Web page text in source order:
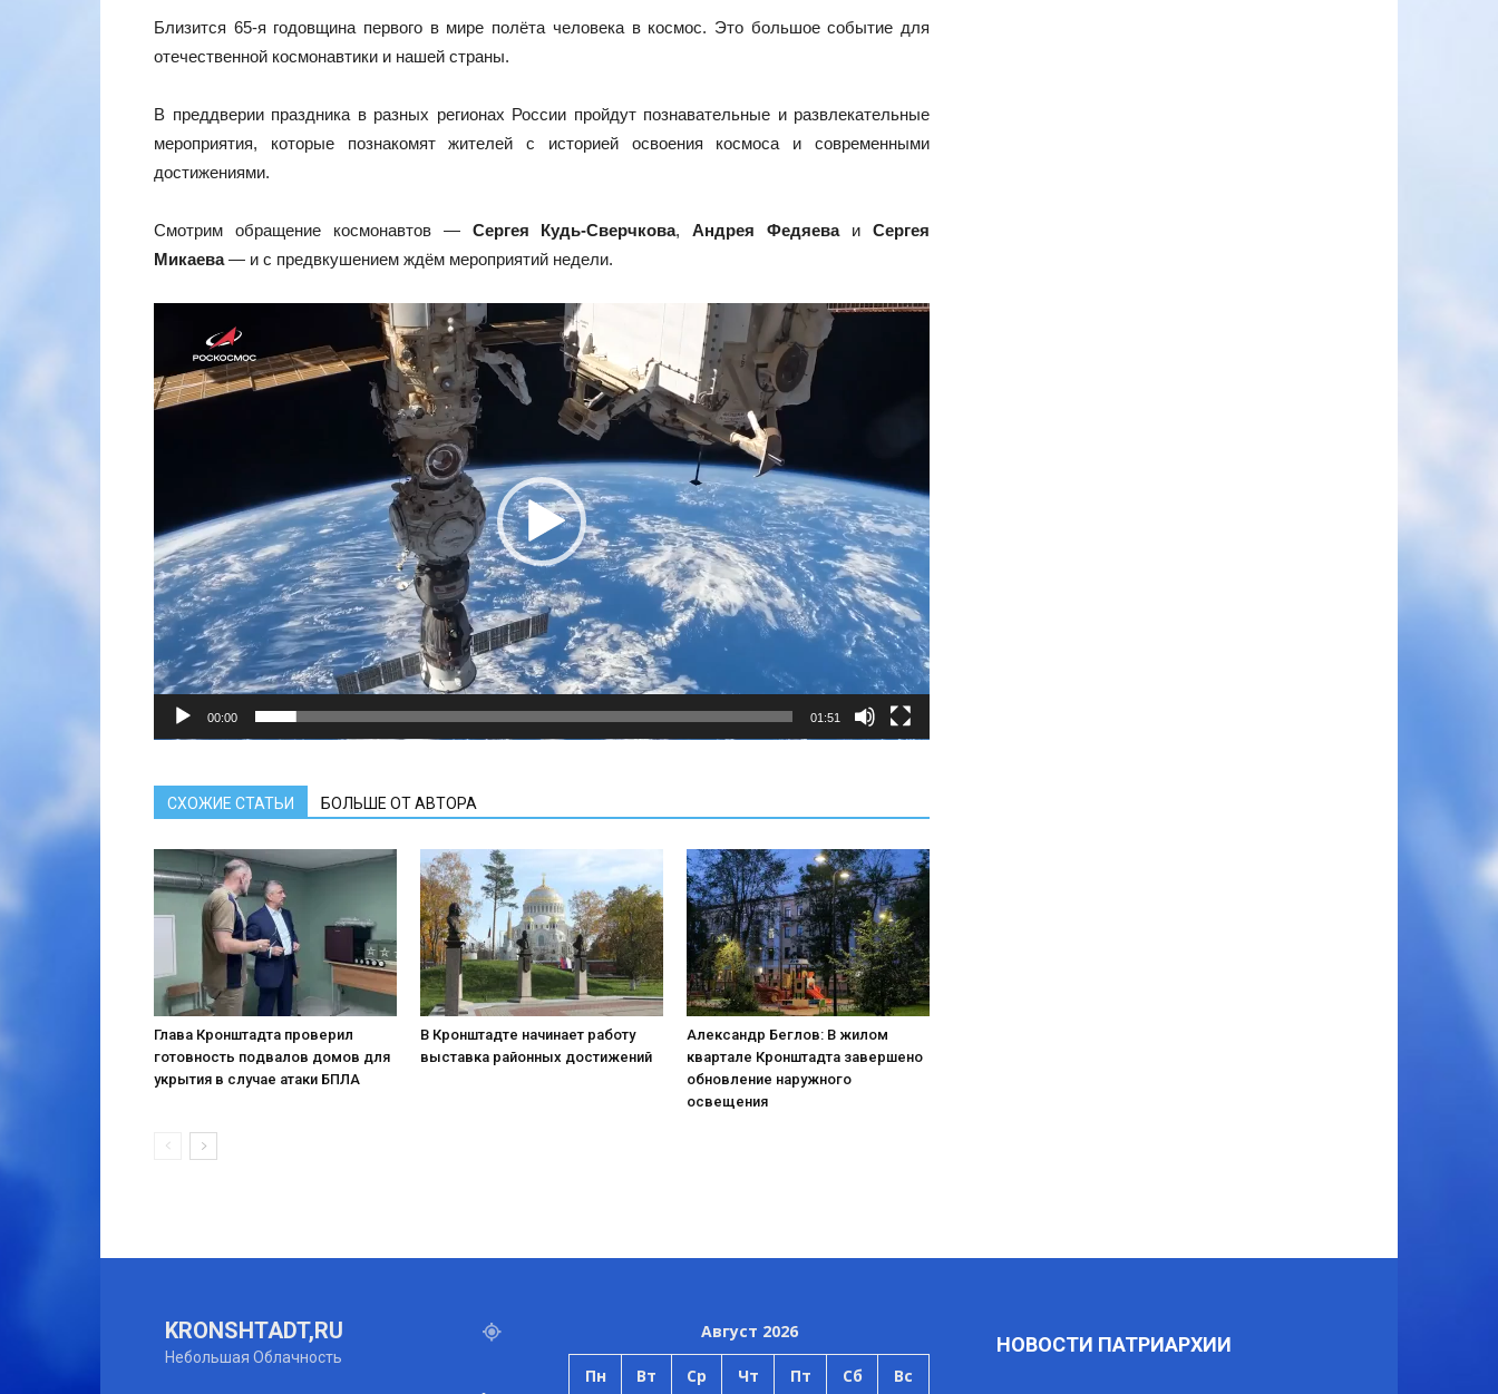
Близится 65-я годовщина первого в мире полёта человека в космос. Это большое событие для
отечественной космонавтики и нашей страны.
В преддверии праздника в разных регионах России пройдут познавательные и развлекательные
мероприятия, которые познакомят жителей с историей освоения космоса и современными
достижениями.
Смотрим обращение космонавтов — Сергея Кудь-Сверчкова,Андрея ФедяеваиСергея
Микаева— и с предвкушением ждём мероприятий недели.
00:00 01:51
СХОЖИЕ СТАТЬИ БОЛЬШЕ ОТ АВТОРА
Глава Кронштадта проверил
готовность подвалов домов для
укрытия в случае атаки БПЛА
В Кронштадте начинает работу
выставка районных достижений
Александр Беглов: В жилом
квартале Кронштадта завершено
обновление наружного
освещения
KRONSHTADT,RU
Небольшая Облачность
Август 2026
Пн Вт Ср Чт Пт Сб Вс
НОВОСТИ ПАТРИАРХИИ